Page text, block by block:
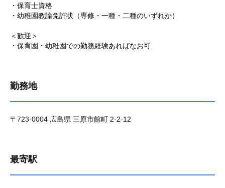
・保育士資格
・幼稚園教諭免許状（専修・一種・二種のいずれか）
＜歓迎＞
・保育園・幼稚園での勤務経験あればなお可
勤務地
〒723-0004 広島県 三原市館町 2-2-12
最寄駅